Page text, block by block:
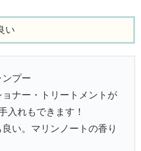
い
プー
ナー・トリートメントが
入れもできます！
い。マリンノートの香り